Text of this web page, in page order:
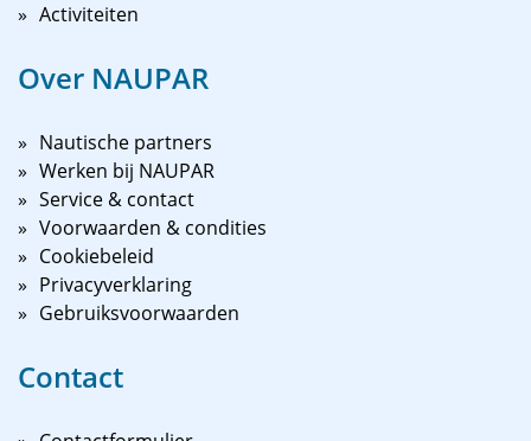
Activiteiten
Over NAUPAR
Nautische partners
Werken bij NAUPAR
Service & contact
Voorwaarden & condities
Cookiebeleid
Privacyverklaring
Gebruiksvoorwaarden
Contact